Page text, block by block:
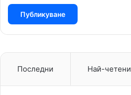
Последни Най-четени